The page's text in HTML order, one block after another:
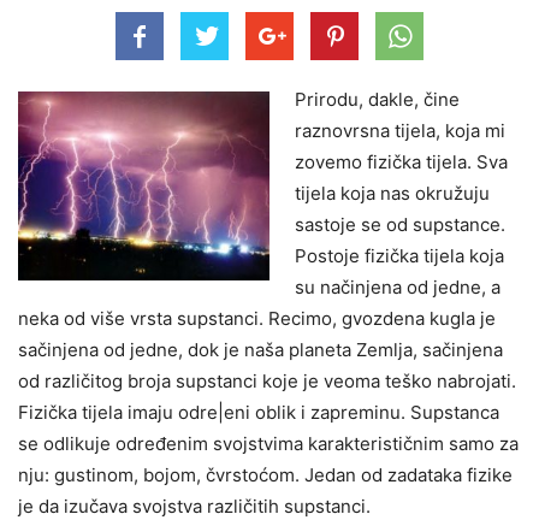
Prirodu, dakle, čine
raznovrsna tijela, koja mi
zovemo fizička tijela. Sva
tijela koja nas okružuju
sastoje se od supstance.
Postoje fizička tijela koja
su načinjena od jedne, a
neka od više vrsta supstanci. Recimo, gvozdena kugla je
sačinjena od jedne, dok je naša planeta Zemlja, sačinjena
od različitog broja supstanci koje je veoma teško nabrojati.
Fizička tijela imaju odre|eni oblik i zapreminu. Supstanca
se odlikuje određenim svojstvima karakterističnim samo za
nju: gustinom, bojom, čvrstoćom. Jedan od zadataka fizike
je da izučava svojstva različitih supstanci.